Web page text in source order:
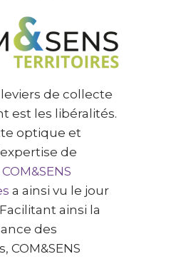
leviers de collecte
est les libéralités.
optique et
de
COM&SENS
a ainsi vu le jour
ainsi la
des
COM&SENS